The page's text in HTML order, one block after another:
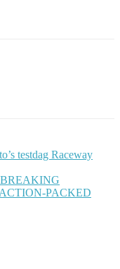
testdag Raceway
BREAKING
PACKED